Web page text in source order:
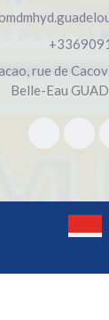
rue de
Belle-Eau